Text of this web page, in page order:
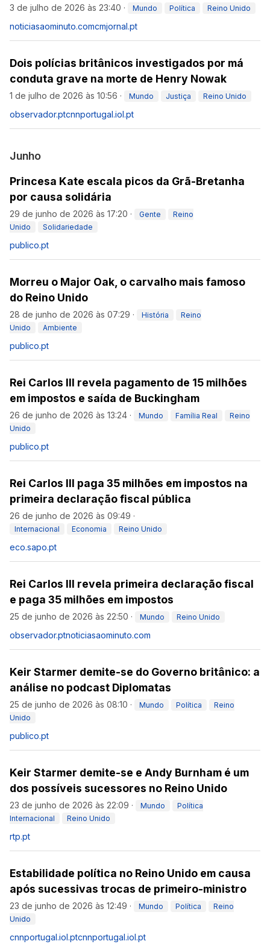
3 de julho de 2026 às 23:40 · Mundo Política Reino Unido
noticiasaominuto.comcmjornal.pt
Dois polícias britânicos investigados por má
conduta grave na morte de Henry Nowak
1 de julho de 2026 às 10:56 · Mundo Justiça Reino Unido
observador.ptcnnportugal.iol.pt
Junho
Princesa Kate escala picos da Grã-Bretanha
por causa solidária
29 de junho de 2026 às 17:20 · Gente
Reino
Unido
Solidariedade
publico.pt
Morreu o Major Oak, o carvalho mais famoso
do Reino Unido
28 de junho de 2026 às 07:29 · História
Reino
Unido
Ambiente
publico.pt
Rei Carlos III revela pagamento de 15 milhões
em impostos e saída de Buckingham
26 de junho de 2026 às 13:24 · Mundo Família Real
Reino
Unido
publico.pt
Rei Carlos III paga 35 milhões em impostos na
primeira declaração fiscal pública
26 de junho de 2026 às 09:49 ·
Internacional Economia Reino Unido
eco.sapo.pt
Rei Carlos III revela primeira declaração fiscal
e paga 35 milhões em impostos
25 de junho de 2026 às 22:50 · Mundo Reino Unido
observador.ptnoticiasaominuto.com
Keir Starmer demite-se do Governo britânico: a
análise no podcast Diplomatas
25 de junho de 2026 às 08:10 · Mundo Política
Reino
Unido
publico.pt
Keir Starmer demite-se e Andy Burnham é um
dos possíveis sucessores no Reino Unido
23 de junho de 2026 às 22:09 · Mundo
Política
Internacional
Reino Unido
rtp.pt
Estabilidade política no Reino Unido em causa
após sucessivas trocas de primeiro-ministro
23 de junho de 2026 às 12:49 · Mundo Política
Reino
Unido
cnnportugal.iol.ptcnnportugal.iol.pt